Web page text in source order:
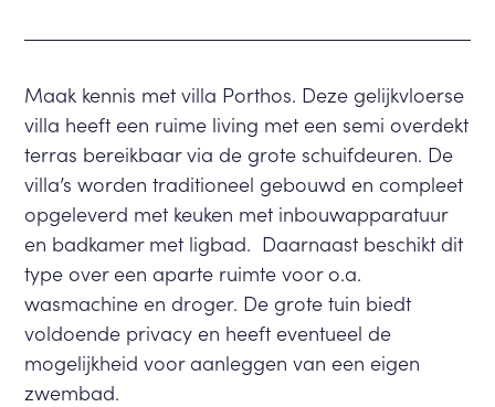
Maak kennis met villa Porthos. Deze gelijkvloerse
villa heeft een ruime living met een semi overdekt
terras bereikbaar via de grote schuifdeuren. De
villa’s worden traditioneel gebouwd en compleet
opgeleverd met keuken met inbouwapparatuur
en badkamer met ligbad. Daarnaast beschikt dit
type over een aparte ruimte voor o.a.
wasmachine en droger. De grote tuin biedt
voldoende privacy en heeft eventueel de
mogelijkheid voor aanleggen van een eigen
zwembad.